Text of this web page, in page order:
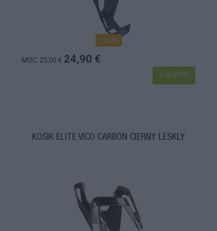
1-3 dní
MOC: 25,00 € 24,90 €
KÚPIŤ
KOŠÍK ELITE VICO CARBON ČIERNY LESKLÝ